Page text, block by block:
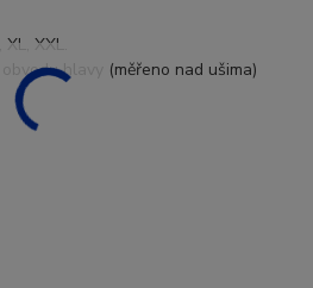
XXL.
hlavy (měřeno nad ušima)